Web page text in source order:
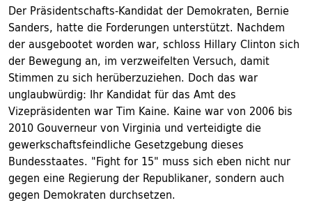
Der Präsidentschafts-Kandidat der Demokraten, Bernie
Sanders, hatte die Forderungen unterstützt. Nachdem
der ausgebootet worden war, schloss Hillary Clinton sich
der Bewegung an, im verzweifelten Versuch, damit
Stimmen zu sich herüberzuziehen. Doch das war
unglaubwürdig: Ihr Kandidat für das Amt des
Vizepräsidenten war Tim Kaine. Kaine war von 2006 bis
2010 Gouverneur von Virginia und verteidigte die
gewerkschaftsfeindliche Gesetzgebung dieses
Bundesstaates. "Fight for 15" muss sich eben nicht nur
gegen eine Regierung der Republikaner, sondern auch
gegen Demokraten durchsetzen.